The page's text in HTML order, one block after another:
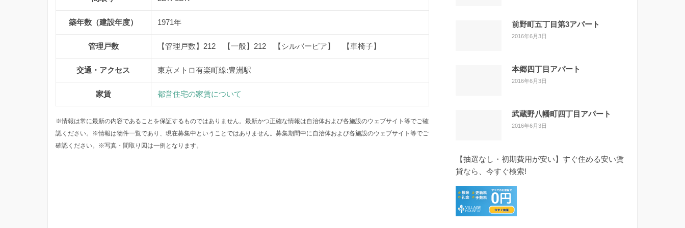
築年数（建設年度） 1971年
管理戸数 【管理戸数】212 【一般】212 【シルバーピア】 【車椅子】
交通・アクセス 東京メトロ有楽町線:豊洲駅
家賃 都営住宅の家賃について
※情報は常に最新の内容であることを保証するものではありません。最新かつ正確な情報は自治体および各施設のウェブサイト等でご確
認ください。※情報は物件一覧であり、現在募集中ということではありません。募集期間中に自治体および各施設のウェブサイト等でご
確認ください。※写真・間取り図は一例となります。
前野町五丁目第3アパート
2016年6月3日
本郷四丁目アパート
2016年6月3日
武蔵野八幡町四丁目アパート
2016年6月3日
【抽選なし・初期費用が安い】すぐ住める安い賃
貸なら、今すぐ検索!